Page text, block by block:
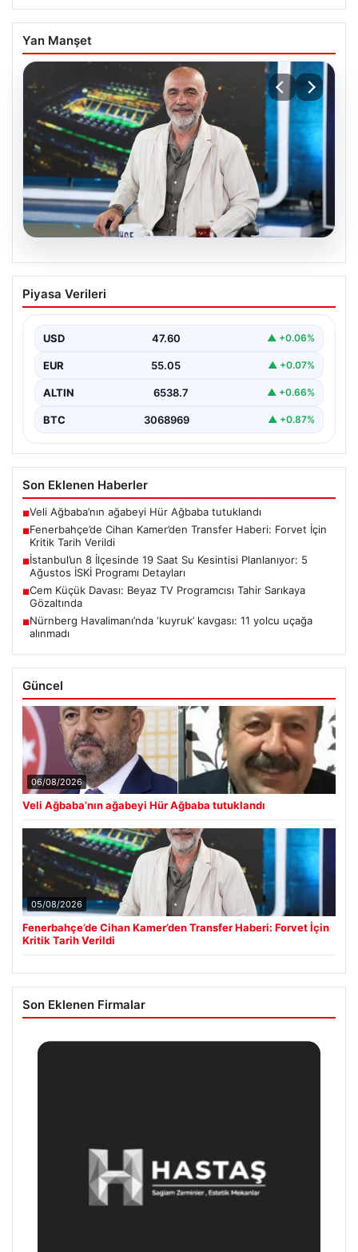
Yan Manşet
Fenerbahçe’de Cihan Kamer’den
Transfer Haberi: Forvet İçin Kritik Tarih
Fenerbahçe’nin futbol şubelerinden sorumlu
gerçekleşen Sturm Graz…
Piyasa Verileri
USD 47.60 ▲ +0.06%
EUR 55.05 ▲ +0.07%
ALTIN 6538.7 ▲ +0.66%
BTC 3068969 ▲ +0.87%
Son Eklenen Haberler
■Veli Ağbaba’nın ağabeyi Hür Ağbaba tutuklandı
■Fenerbahçe’de Cihan Kamer’den Transfer Haberi: Forvet İçin
Kritik Tarih Verildi
■İstanbul’un 8 İlçesinde 19 Saat Su Kesintisi Planlanıyor: 5
Ağustos İSKİ Programı Detayları
■Cem Küçük Davası: Beyaz TV Programcısı Tahir Sarıkaya
Gözaltında
■Nürnberg Havalimanı’nda ‘kuyruk’ kavgası: 11 yolcu uçağa
alınmadı
Güncel
06/08/2026
Veli Ağbaba’nın ağabeyi Hür Ağbaba tutuklandı
05/08/2026
Fenerbahçe’de Cihan Kamer’den Transfer Haberi: Forvet İçin
Kritik Tarih Verildi
Son Eklenen Firmalar